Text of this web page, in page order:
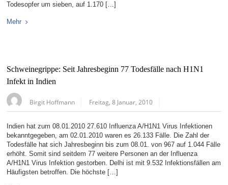
Todesopfer um sieben, auf 1.170 […]
Mehr
Schweinegrippe: Seit Jahresbeginn 77 Todesfälle nach H1N1
Infekt in Indien
Birgit Hoffmann Freitag, 8 Januar, 2010
Indien hat zum 08.01.2010 27.610 Influenza A/H1N1 Virus Infektionen
bekanntgegeben, am 02.01.2010 waren es 26.133 Fälle. Die Zahl der
Todesfälle hat sich Jahresbeginn bis zum 08.01. von 967 auf 1.044 Fälle
erhöht. Somit sind seitdem 77 weitere Personen an der Influenza
A/H1N1 Virus Infektion gestorben. Delhi ist mit 9.532 Infektionsfällen am
Häufigsten betroffen. Die höchste […]